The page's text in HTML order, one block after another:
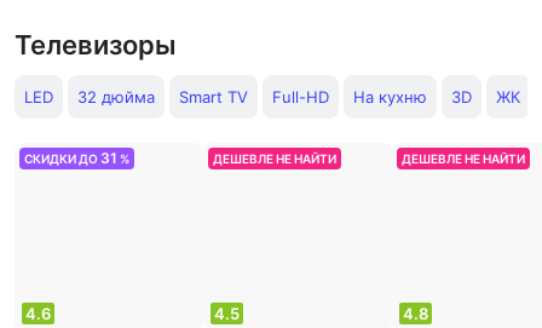
Телевизоры
LED 32 дюйма Smart TV Full-HD На кухню 3D ЖК
СКИДКИ ДО 31 %
4.6
ДЕШЕВЛЕ НЕ НАЙТИ
4.5
ДЕШЕВЛЕ НЕ НАЙТИ
4.8